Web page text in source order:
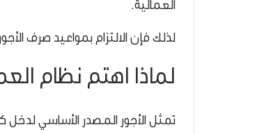
العمالية.
لذلك فإن الالتزام بمواعيد صرف
لماذا اهتم نظام
تمثل الأجور المصدر الأساسي